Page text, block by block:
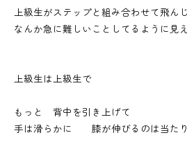
上級生がステップと組み合わせて飛ん
なんか急に難しいことしてるように見
上級生は上級生で
もっと 背中を引き上げて
手は滑らかに 膝が伸びるのは当た